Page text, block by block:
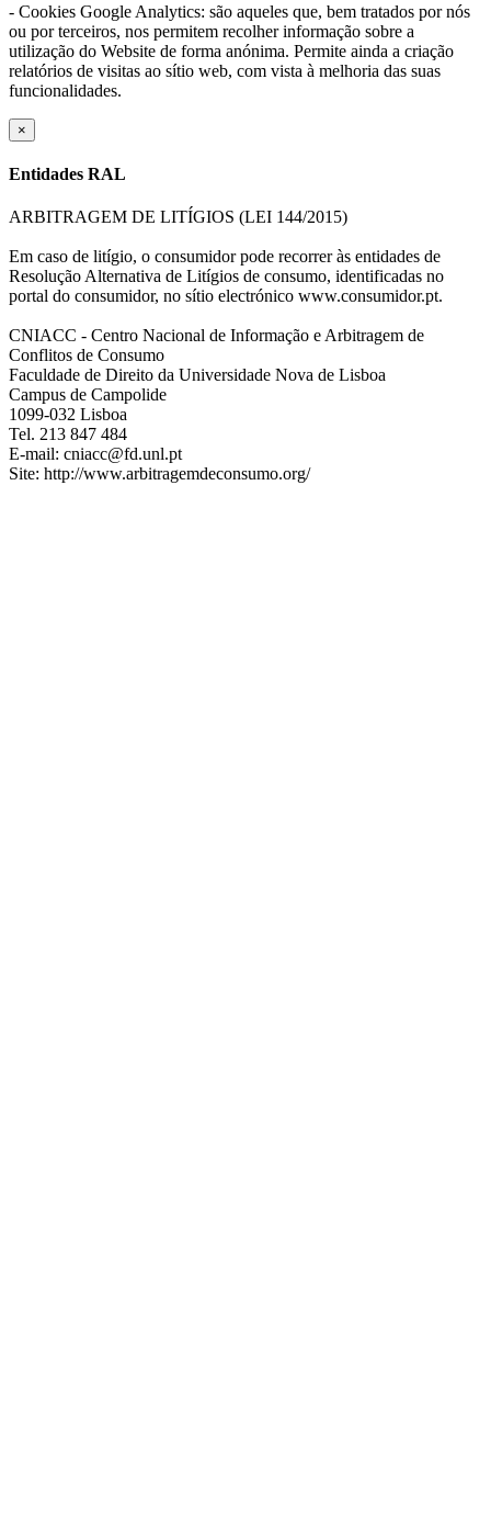
- Cookies Google Analytics: são aqueles que, bem tratados por nós
ou por terceiros, nos permitem recolher informação sobre a
utilização do Website de forma anónima. Permite ainda a criação
relatórios de visitas ao sítio web, com vista à melhoria das suas
funcionalidades.
×
Entidades RAL
ARBITRAGEM DE LITÍGIOS (LEI 144/2015)
Em caso de litígio, o consumidor pode recorrer às entidades de
Resolução Alternativa de Litígios de consumo, identificadas no
portal do consumidor, no sítio electrónico www.consumidor.pt.
CNIACC - Centro Nacional de Informação e Arbitragem de
Conflitos de Consumo
Faculdade de Direito da Universidade Nova de Lisboa
Campus de Campolide
1099-032 Lisboa
Tel. 213 847 484
E-mail: cniacc@fd.unl.pt
Site: http://www.arbitragemdeconsumo.org/